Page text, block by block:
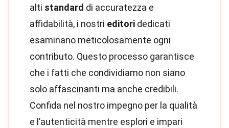
alti standard di accuratezza e
affidabilità, i nostri editori dedicati
esaminano meticolosamente ogni
contributo. Questo processo garantisce
che i fatti che condividiamo non siano
solo affascinanti ma anche credibili.
Confida nel nostro impegno per la qualità
e l’autenticità mentre esplori e impari